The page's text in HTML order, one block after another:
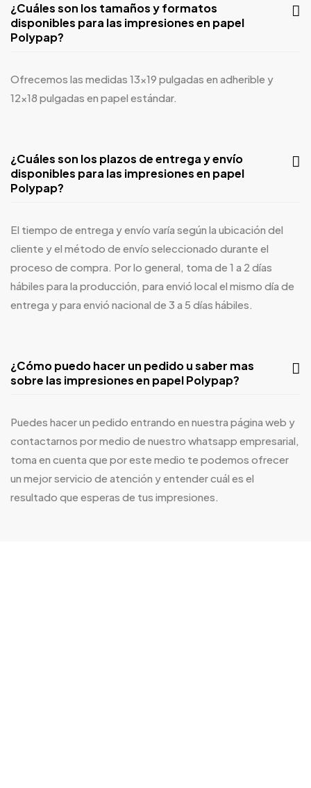
¿Cuáles son los tamaños y formatos
disponibles para las impresiones en papel
Polypap?
Ofrecemos las medidas 13×19 pulgadas en adherible y
12×18 pulgadas en papel estándar.
¿Cuáles son los plazos de entrega y envío
disponibles para las impresiones en papel
Polypap?
El tiempo de entrega y envío varía según la ubicación del
cliente y el método de envío seleccionado durante el
proceso de compra. Por lo general, toma de 1 a 2 días
hábiles para la producción, para envió local el mismo día de
entrega y para envió nacional de 3 a 5 días hábiles.
¿Cómo puedo hacer un pedido u saber mas
sobre las impresiones en papel Polypap?
Puedes hacer un pedido entrando en nuestra página web y
contactarnos por medio de nuestro whatsapp empresarial,
toma en cuenta que por este medio te podemos ofrecer
un mejor servicio de atención y entendercuál es el
resultado que esperas de tus impresiones.